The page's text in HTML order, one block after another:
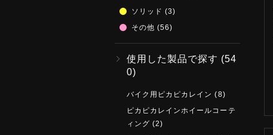
ソリッド (3)
その他 (56)
使用した製品で探す (54
0)
バイク用ピカピカレイン (8)
ピカピカレインホイールコーテ
ィング (2)